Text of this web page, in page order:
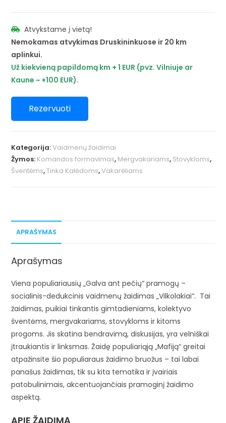
Atvykstame į vietą!
Nemokamas atvykimas Druskininkuose ir 20 km
aplinkui.
Už kiekvieną papildomą km + 1 EUR (pvz. Vilniuje ar
Kaune ~ +100 EUR).
Rezervuoti
Kategorija:Vaidmenų žaidimai
Žymos: Komandos formavimas, Mergvakariams, Stovykloms,
Šventėms,Tinka Kalėdoms,Vakarėliams
APRAŠYMAS
Aprašymas
Viena populiariausių „Galva ant pečių“ pramogų –
socialinis-dedukcinis vaidmenų žaidimas „Vilkolakiai“. Tai
žaidimas, puikiai tinkantis gimtadieniams, kolektyvo
šventėms, mergvakariams, stovykloms ir kitoms
progoms. Jis skatina bendravimą, diskusijas, yra velniškai
įtraukiantis ir linksmas. Žaidę populiariąją „Mafiją“ greitai
atpažinsite šio populiaraus žaidimo bruožus – tai labai
panašus žaidimas, tik su kita tematika ir įvairiais
patobulinimais, akcentuojančiais pramoginį žaidimo
aspektą.
APIE ŽAIDIMĄ